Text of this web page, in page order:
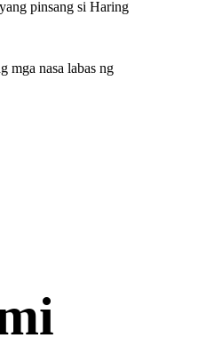
pinsang si Haring
mga nasa labas ng